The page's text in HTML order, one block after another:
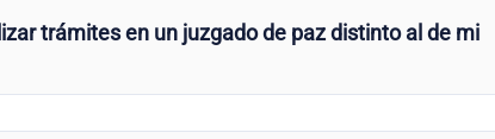
trámites en un juzgado de paz distinto al de mi